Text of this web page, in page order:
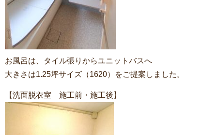
お風呂は、タイル張りからユニットバスへ
大きさは1.25坪サイズ（1620）をご提案しました。
【洗面脱衣室 施工前・施工後】